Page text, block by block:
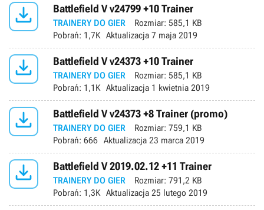
 Battlefield V v24799 +10 Trainer
TRAINERY DO GIER Rozmiar: 585,1 KB
Pobrań: 1,7K Aktualizacja 7 maja 2019
 Battlefield V v24373 +10 Trainer
TRAINERY DO GIER Rozmiar: 585,1 KB
Pobrań: 1,1K Aktualizacja 1 kwietnia 2019
 Battlefield V v24373 +8 Trainer (promo)
TRAINERY DO GIER Rozmiar: 759,1 KB
Pobrań: 666 Aktualizacja 23 marca 2019
 Battlefield V 2019.02.12 +11 Trainer
TRAINERY DO GIER Rozmiar: 791,2 KB
Pobrań: 1,3K Aktualizacja 25 lutego 2019